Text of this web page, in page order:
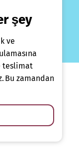
şey
ve
teslimat
Bu zamandan